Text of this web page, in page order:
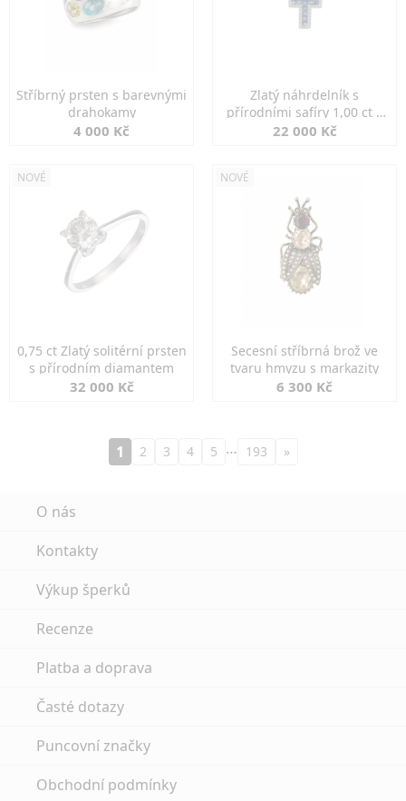
Stříbrný prsten s barevnými
drahokamy
4 000 Kč
Zlatý náhrdelník s
přírodními safíry 1,00 ct a
diamanty
22 000 Kč
NOVÉ
0,75 ct Zlatý solitérní prsten
s přírodním diamantem
32 000 Kč
NOVÉ
Secesní stříbrná brož ve
tvaru hmyzu s markazity
6 300 Kč
1 2 3 4 5 … 193 »
O nás
Kontakty
Výkup šperků
Recenze
Platba a doprava
Časté dotazy
Puncovní značky
Obchodní podmínky